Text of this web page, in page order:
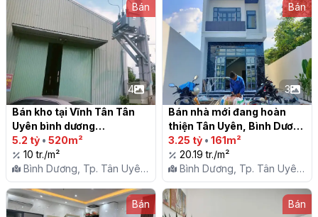
Bán
4
Bán kho tại Vĩnh Tân Tân
Uyên bình dương
5.2 tỷ • 520m²
10 tr./m²
Bình Dương, Tp. Tân Uyên,
P. Vĩnh Tân
Bán
3
Bán nhà mới đang hoàn
thiện Tân Uyên, Bình Dương
3.25 tỷ • 161m²
20.19 tr./m²
Bình Dương, Tp. Tân Uyên,
P. Tân Phước Khánh
Bán
Bán